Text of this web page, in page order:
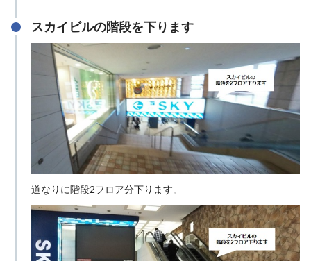
スカイビルの階段を下ります
道なりに階段2フロア分下ります。